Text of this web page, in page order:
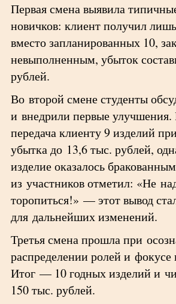
Первая смена выявила
новичков: клиент получил
вместо запланированных 10,
невыполненным, убыток
рублей.
Во второй смене студенты
и внедрили первые улучшения.
передача клиенту 9 изделий
убытка до 13,6 тыс. рублей,
изделие оказалось
из участников отметил: «Не
торопиться!» — этот вывод
для дальнейших изменений.
Третья смена прошла при
распределении ролей и фокусе
Итог — 10 годных изделий и
150 тыс. рублей.